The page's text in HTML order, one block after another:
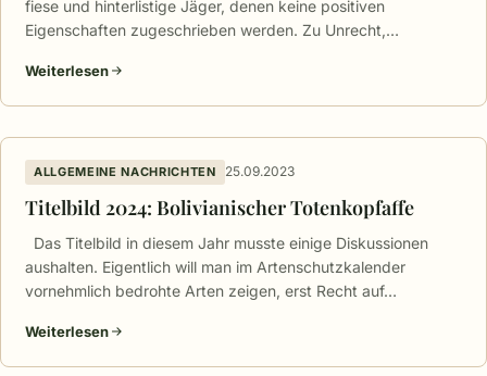
fiese und hinterlistige Jäger, denen keine positiven
Eigenschaften zugeschrieben werden. Zu Unrecht,…
Weiterlesen
ALLGEMEINE NACHRICHTEN 25.09.2023
Titelbild 2024: Bolivianischer Totenkopfaffe
Das Titelbild in diesem Jahr musste einige Diskussionen
aushalten. Eigentlich will man im Artenschutzkalender
vornehmlich bedrohte Arten zeigen, erst Recht auf…
Weiterlesen